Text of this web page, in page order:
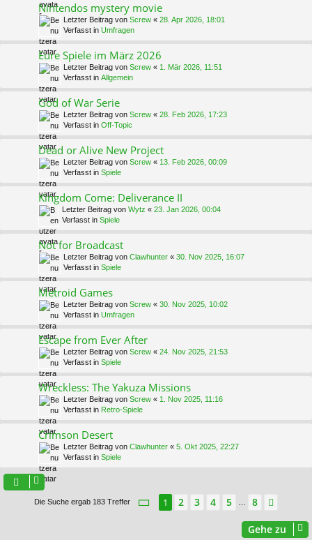
Nintendos mystery movie
Letzter Beitrag von Screw « 28. Apr 2026, 18:01
Verfasst in Umfragen
Eure Spiele im März 2026
Letzter Beitrag von Screw « 1. Mär 2026, 11:51
Verfasst in Allgemein
God of War Serie
Letzter Beitrag von Screw « 28. Feb 2026, 17:23
Verfasst in Off-Topic
Dead or Alive New Project
Letzter Beitrag von Screw « 13. Feb 2026, 00:09
Verfasst in Spiele
Kingdom Come: Deliverance II
Letzter Beitrag von Wytz « 23. Jan 2026, 00:04
Verfasst in Spiele
Not for Broadcast
Letzter Beitrag von Clawhunter « 30. Nov 2025, 16:07
Verfasst in Spiele
Metroid Games
Letzter Beitrag von Screw « 30. Nov 2025, 10:02
Verfasst in Umfragen
Escape from Ever After
Letzter Beitrag von Screw « 24. Nov 2025, 21:53
Verfasst in Spiele
Wreckless: The Yakuza Missions
Letzter Beitrag von Screw « 1. Nov 2025, 11:16
Verfasst in Retro-Spiele
Crimson Desert
Letzter Beitrag von Clawhunter « 5. Okt 2025, 22:27
Verfasst in Spiele
Die Suche ergab 183 Treffer Seite 1 von 8
1 2 3 4 5 8
Gehe zu